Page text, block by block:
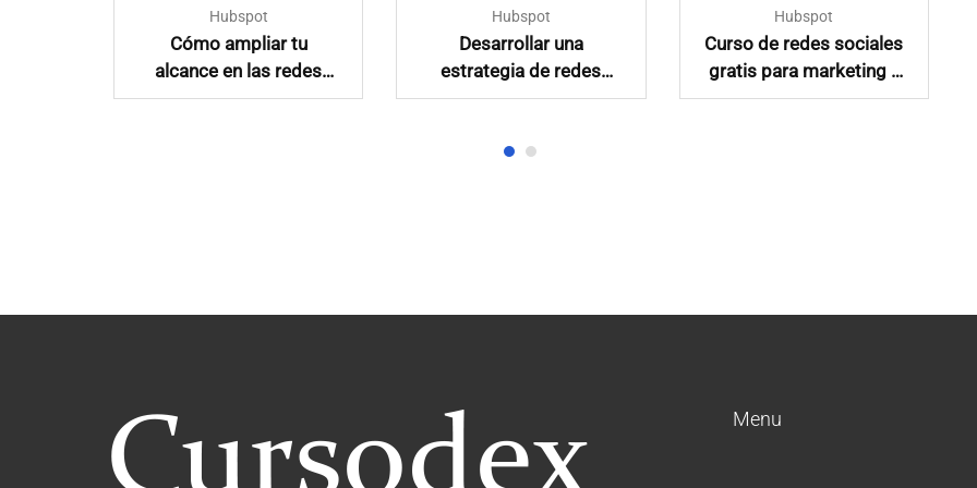
Hubspot
Cómo ampliar tu
alcance en las redes
sociales
Hubspot
Desarrollar una
estrategia de redes
sociales
Hubspot
Curso de redes sociales
gratis para marketing y
publicidad en español
Menu